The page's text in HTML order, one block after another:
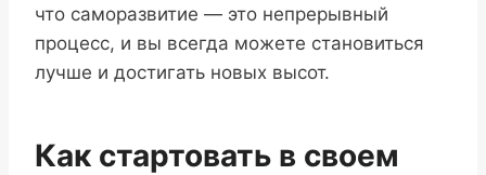
что саморазвитие — это непрерывный
процесс, и вы всегда можете становиться
лучше и достигать новых высот.
Как стартовать в своем